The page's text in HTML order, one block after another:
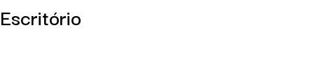
Escritório